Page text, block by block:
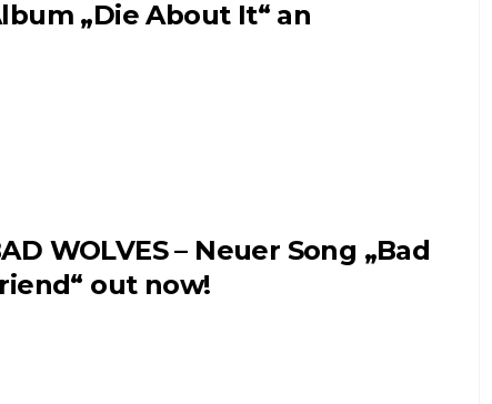
„Die About It“ an
WOLVES – Neuer Song „Bad
out now!